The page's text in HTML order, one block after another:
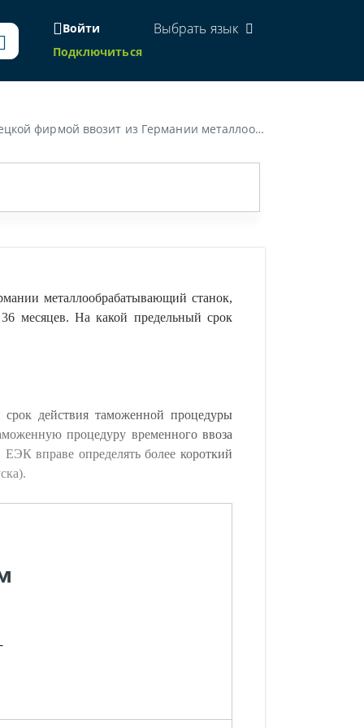
Войти
Подключиться
Выбрать язык
предельный срок организация вправе поместить станок под таможенную процедуру временного ввоза (допуска)?»
металлообрабатывающий станок,
месяцев. На какой предельный срок
действия таможенной процедуры
процедуру временного ввоза
вправе определять более короткий